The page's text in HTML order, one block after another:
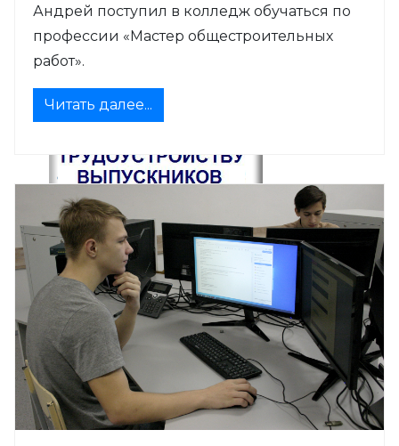
Андрей поступил в колледж обучаться по
профессии «Мастер общестроительных
работ».
Читать далее...